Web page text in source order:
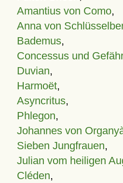
Amantius von Como,
Anna von
Bademus,
Concessus und
Duvian,
Harmoët,
Asyncritus,
Phlegon,
Johannes von
Sieben Jungfrauen,
Julian vom heiligen
Cléden,